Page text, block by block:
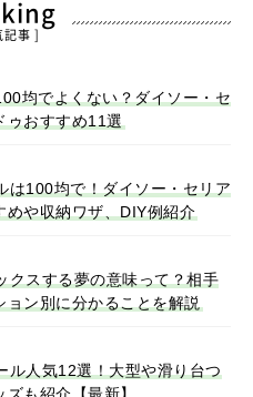
記事 ]
均でよくない？ダイソー・セ
ゥおすすめ11選
は100均で！ダイソー・セリア
めや収納ワザ、DIY例紹介
クスする夢の意味って？相手
ョン別に分かることを解説
ル人気12選！大型や滑り台つ